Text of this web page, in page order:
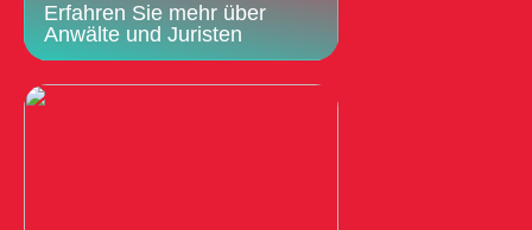
Erfahren Sie mehr über
Anwälte und Juristen